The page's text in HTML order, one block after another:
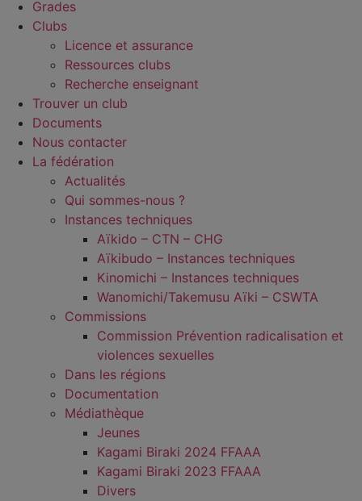
Grades
Clubs
Licence et assurance
Ressources clubs
Recherche enseignant
Trouver un club
Documents
Nous contacter
La fédération
Actualités
Qui sommes-nous ?
Instances techniques
Aïkido – CTN – CHG
Aïkibudo – Instances techniques
Kinomichi – Instances techniques
Wanomichi/Takemusu Aïki – CSWTA
Commissions
Commission Prévention radicalisation et
violences sexuelles
Dans les régions
Documentation
Médiathèque
Jeunes
Kagami Biraki 2024 FFAAA
Kagami Biraki 2023 FFAAA
Divers